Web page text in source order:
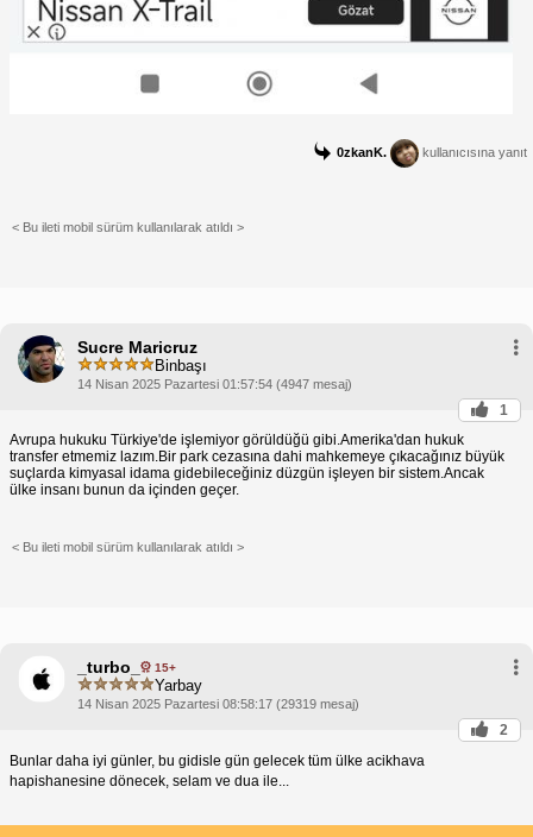
0zkanK. kullanıcısına yanıt
< Bu ileti mobil sürüm kullanılarak atıldı >
Sucre Maricruz
Binbaşı
14 Nisan 2025 Pazartesi 01:57:54 (4947 mesaj)
1
Avrupa hukuku Türkiye'de işlemiyor görüldüğü gibi.Amerika'dan hukuk
transfer etmemiz lazım.Bir park cezasına dahi mahkemeye çıkacağınız büyük
suçlarda kimyasal idama gidebileceğiniz düzgün işleyen bir sistem.Ancak
ülke insanı bunun da içinden geçer.
< Bu ileti mobil sürüm kullanılarak atıldı >
_turbo_ 15+
Yarbay
14 Nisan 2025 Pazartesi 08:58:17 (29319 mesaj)
2
Bunlar daha iyi günler, bu gidisle gün gelecek tüm ülke acikhava
hapishanesine dönecek, selam ve dua ile...